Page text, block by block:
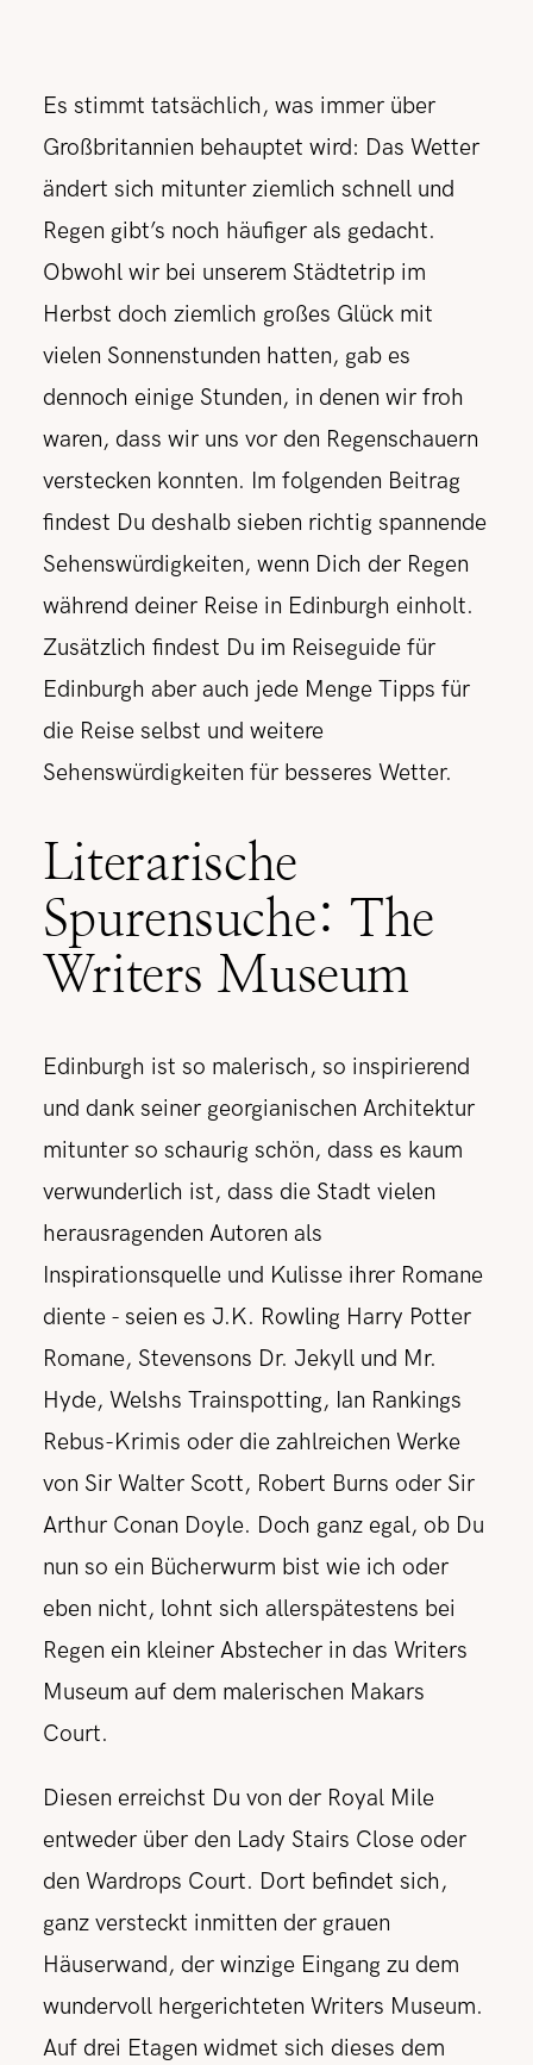
Es stimmt tatsächlich, was immer über
Großbritannien behauptet wird: Das Wetter
ändert sich mitunter ziemlich schnell und
Regen gibt’s noch häufiger als gedacht.
Obwohl wir bei unserem Städtetrip im
Herbst doch ziemlich großes Glück mit
vielen Sonnenstunden hatten, gab es
dennoch einige Stunden, in denen wir froh
waren, dass wir uns vor den Regenschauern
verstecken konnten. Im folgenden Beitrag
findest Du deshalb sieben richtig spannende
Sehenswürdigkeiten, wenn Dich der Regen
während deiner Reise in Edinburgh einholt.
Zusätzlich findest Du im Reiseguide für
Edinburgh aber auch jede Menge Tipps für
die Reise selbst und weitere
Sehenswürdigkeiten für besseres Wetter.
Literarische
Spurensuche: The
Writers Museum
Edinburgh ist so malerisch, so inspirierend
und dank seiner georgianischen Architektur
mitunter so schaurig schön, dass es kaum
verwunderlich ist, dass die Stadt vielen
herausragenden Autoren als
Inspirationsquelle und Kulisse ihrer Romane
diente - seien es J.K. Rowling Harry Potter
Romane, Stevensons Dr. Jekyll und Mr.
Hyde, Welshs Trainspotting, Ian Rankings
Rebus-Krimis oder die zahlreichen Werke
von Sir Walter Scott, Robert Burns oder Sir
Arthur Conan Doyle. Doch ganz egal, ob Du
nun so ein Bücherwurm bist wie ich oder
eben nicht, lohnt sich allerspätestens bei
Regen ein kleiner Abstecher in das Writers
Museum auf dem malerischen Makars
Court.
Diesen erreichst Du von der Royal Mile
entweder über den Lady Stairs Close oder
den Wardrops Court. Dort befindet sich,
ganz versteckt inmitten der grauen
Häuserwand, der winzige Eingang zu dem
wundervoll hergerichteten Writers Museum.
Auf drei Etagen widmet sich dieses dem